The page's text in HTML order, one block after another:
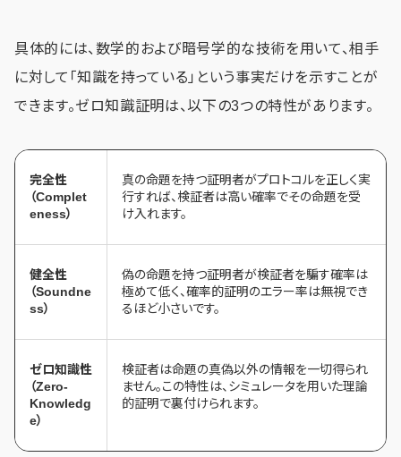
具体的には、数学的および暗号学的な技術を用いて、相手
に対して「知識を持っている」という事実だけを示すことが
できます。ゼロ知識証明は、以下の3つの特性があります。
完全性
（Complet
eness）
真の命題を持つ証明者がプロトコルを正しく実
行すれば、検証者は高い確率でその命題を受
け入れます。
健全性
（Soundne
ss）
偽の命題を持つ証明者が検証者を騙す確率は
極めて低く、確率的証明のエラー率は無視でき
るほど小さいです。
ゼロ知識性
（Zero-
Knowledg
e）
検証者は命題の真偽以外の情報を一切得られ
ません。この特性は、シミュレータを用いた理論
的証明で裏付けられます。